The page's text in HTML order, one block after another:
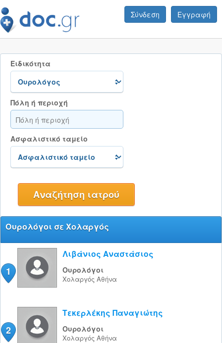
Σύνδεση Εγγραφή
Ειδικότητα
Πόλη ή περιοχή
Ασφαλιστικό ταμείο
Ουρολόγοι σε Χολαργός
1
Λιβάνιος Αναστάσιος
Ουρολόγοι
Χολαργός Αθήνα
2
Τεκερλέκης Παναγιώτης
Ουρολόγοι
Χολαργός Αθήνα